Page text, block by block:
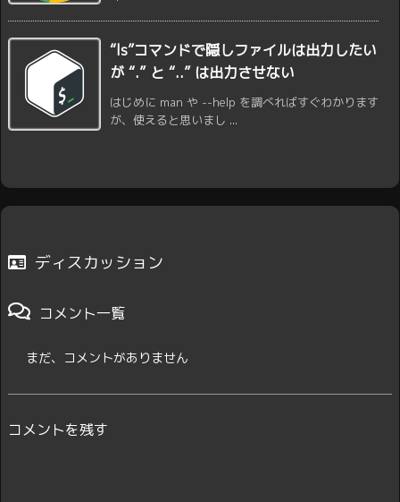
“ls”コマンドで隠しファイルは出力したい
が “.” と “..” は出力させない
はじめに man や --help を調べればすぐわかります
が、使えると思いまし ...
ディスカッション
コメント一覧
まだ、コメントがありません
コメントを残す